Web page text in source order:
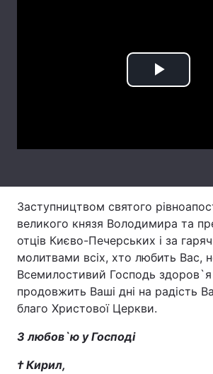
Лонгріди
Відео з Youtube Статті
Інтерв'ю
Архів
Контакти
Play
Заступництвом святого
великого князя Володимира та
отців Києво-Печерських і за
молитвами всіх, хто любить Вас,
Всемилостивий Господь здоров`я
продовжить Ваші дні на радість
благо Христової Церкви.
З любов`ю у Господі
† Кирил,